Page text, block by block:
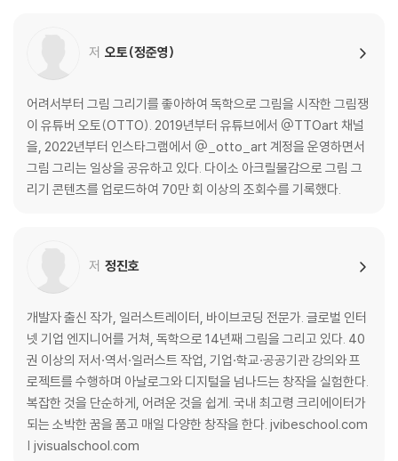
책 그리기 · 061
샌드위치 그리기 · 064
식물과 화분 그리기 · 071
색연필로 그린 일상 풍경 · 077
[04 크레파스가 떠오르는 오일 파스텔] · 084
오일 파스텔의 특징 · 086
[05 친숙한 투명 수채화 물감] · 108
수채화의 특징 알고가기 · 113
물감 준비하기 · 115
색상표 만들기 · 117
입체감 표현하기 · 119
동물 캐릭터 일러스트 · 122
티셔츠 그리기 · 126
나만의 공간 그리기 · 131
저 오토(정준영)
어려서부터 그림 그리기를 좋아하여 독학으로 그림을 시작한 그림쟁
이 유튜버 오토(OTTO). 2019년부터 유튜브에서 @TTOart 채널
을, 2022년부터 인스타그램에서 @_otto_art 계정을 운영하면서
그림 그리는 일상을 공유하고 있다. 다이소 아크릴물감으로 그림 그
리기 콘텐츠를 업로드하여 70만 회 이상의 조회수를 기록했다.
저 정진호
개발자 출신 작가, 일러스트레이터, 바이브코딩 전문가. 글로벌 인터
넷 기업 엔지니어를 거쳐, 독학으로 14년째 그림을 그리고 있다. 40
권 이상의 저서·역서·일러스트 작업, 기업·학교·공공기관 강의와 프
로젝트를 수행하며 아날로그와 디지털을 넘나드는 창작을 실험한다.
복잡한 것을 단순하게, 어려운 것을 쉽게. 국내 최고령 크리에이터가
되는 소박한 꿈을 품고 매일 다양한 창작을 한다. jvibeschool.com
| jvisualschool.com